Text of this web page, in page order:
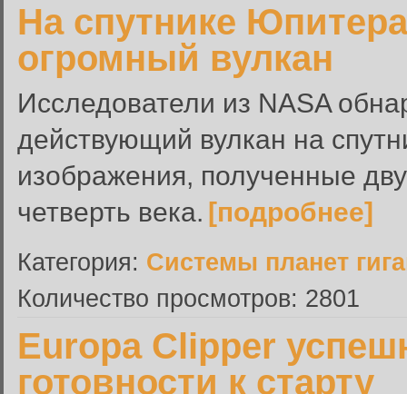
На спутнике
огромный вулкан
Исследователи из NASA
действующий вулкан на
изображения, полученные
четверть века. [подробнее]
Категория: Системы планет
Количество просмотров: 2801
Europa Clipper
готовности к старту